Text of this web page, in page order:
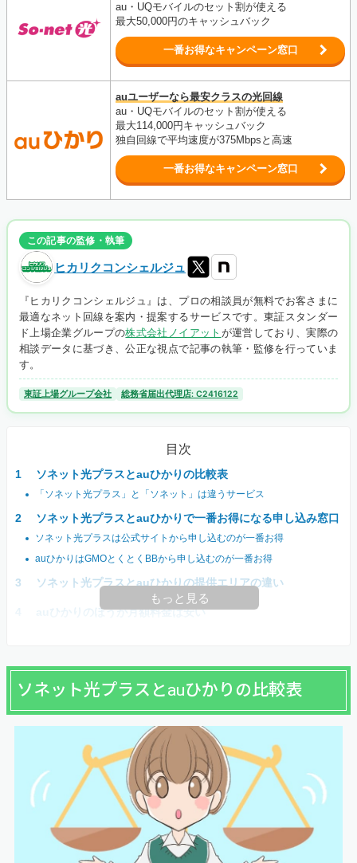
au・UQモバイルのセット割が使える
最大50,000円のキャッシュバック
一番お得なキャンペーン窓口
auユーザーなら最安クラスの光回線
au・UQモバイルのセット割が使える
最大114,000円 キャッシュバック
独自回線で平均速度が375Mbpsと高速
一番お得なキャンペーン窓口
この記事の監修・執筆
ヒカリクコンシェルジュ
『ヒカリクコンシェルジュ』は、プロの相談員が無料でお客さまに
最適なネット回線を案内・提案するサービスです。東証スタンダー
ド上場企業グループの株式会社ノイアット が運営しており、実際の
相談データに基づき、公正な視点で記事の執筆・監修を行っていま
す。
東証上場グループ会社 総務省届出代理店: C2416122
目次
ソネット光プラスとauひかりの比較表
「ソネット光プラス」と「ソネット」は違うサービス
ソネット光プラスとauひかりで一番お得になる申し込み窓口
ソネット光プラスは公式サイトから申し込むのが一番お得
auひかりはGMOとくとくBBから申し込むのが一番お得
ソネット光プラスとauひかりの提供エリアの違い
auひかりのほうが月額料金は安い
もっと見る
ソネット光プラスとauひかりの比較表